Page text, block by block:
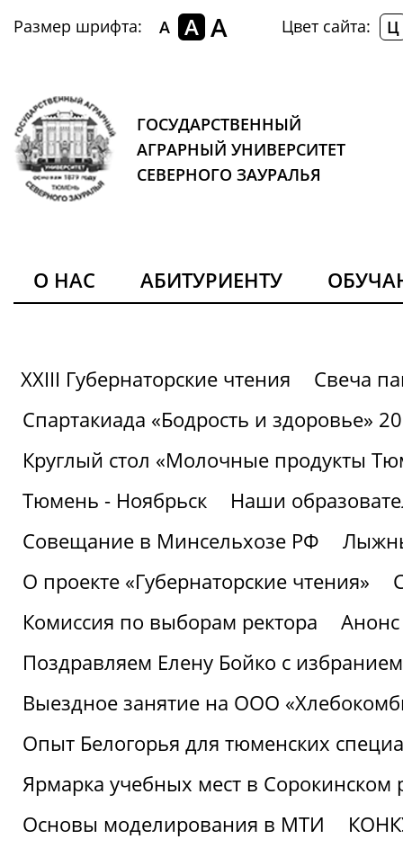
Размер шрифта: A A A Цвет сайта: Ц
ГОСУДАРСТВЕННЫЙ
АГРАРНЫЙ УНИВЕРСИТЕТ
СЕВЕРНОГО ЗАУРАЛЬЯ
О НАС АБИТУРИЕНТУ
XXIII Губернаторские чтения
Свеча
Спартакиада «Бодрость и здоровье»
Круглый стол «Молочные продукты
Тюмень - Ноябрьск
Наши
Совещание в Минсельхозе РФ
О проекте «Губернаторские чтения»
Комиссия по выборам ректора
Поздравляем Елену Бойко с
Выездное занятие на ООО
Опыт Белогорья для тюменских
Ярмарка учебных мест в Сорокинском
Основы моделирования в МТИ